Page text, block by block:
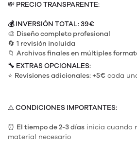
💸 PRECIO TRANSPARENTE:
💰INVERSIÓN TOTAL: 39€
🎨 Diseño completo profesional
🔄 1 revisión incluida
📁 Archivos finales en múltiples
🔧 EXTRAS OPCIONALES:
⭐ Revisiones adicionales: +5€ cada
⚠️ CONDICIONES IMPORTANTES:
⏰ El tiempo de 2-3 días inicia cuando
material necesario